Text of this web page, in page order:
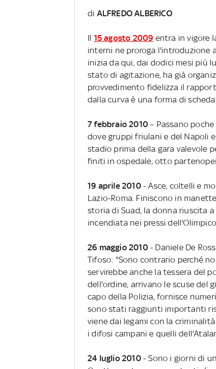
di ALFREDO ALBERICO
Il 15 agosto 2009 entra in vigore
interni ne proroga l'introduzione
inizia da qui, dai dodici mesi più
stato di agitazione, ha già
provvedimento fidelizza il
dalla curva è una forma di
7 febbraio 2010– Passano
dove gruppi friulani e del Napoli
stadio prima della gara valevole
finiti in ospedale, otto
19 aprile 2010- Asce, coltelli e
Lazio-Roma. Finiscono in
storia di Suad, la donna riuscita
incendiata nei pressi dell'Olimpico.
26 maggio 2010 - Daniele De
Tifoso: "Sono contrario perché
servirebbe anche la tessera del
dell'ordine, arrivano le scuse del
capo della Polizia, fornisce
sono stati raggiunti importanti
viene dai legami con la
i difosi campani e quelli
24 luglio 2010 - Sono i giorni di